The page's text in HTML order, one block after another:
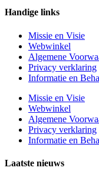
Handige links
Missie en Visie
Webwinkel
Algemene
Privacy verklaring
Informatie en
Missie en Visie
Webwinkel
Algemene
Privacy verklaring
Informatie en
Laatste nieuws